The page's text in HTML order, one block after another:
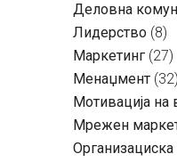
Деловна
Лидерство (8)
Маркетинг (27)
Менаџмент (32)
Мотивација на
Мрежен
Организациска